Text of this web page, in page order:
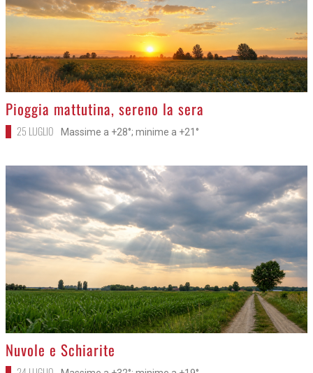
>
Pioggia mattutina, sereno la sera
25 LUGLIO Massime a +28°; minime a +21°
>
Nuvole e Schiarite